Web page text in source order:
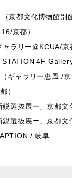
（京都文化博物館別
京都）
ャラリー @KCUA/京
STATION 4F
（ギャラリー恵風 /京
）
選抜展ー」京都文
選抜展ー」京都文
/岐阜